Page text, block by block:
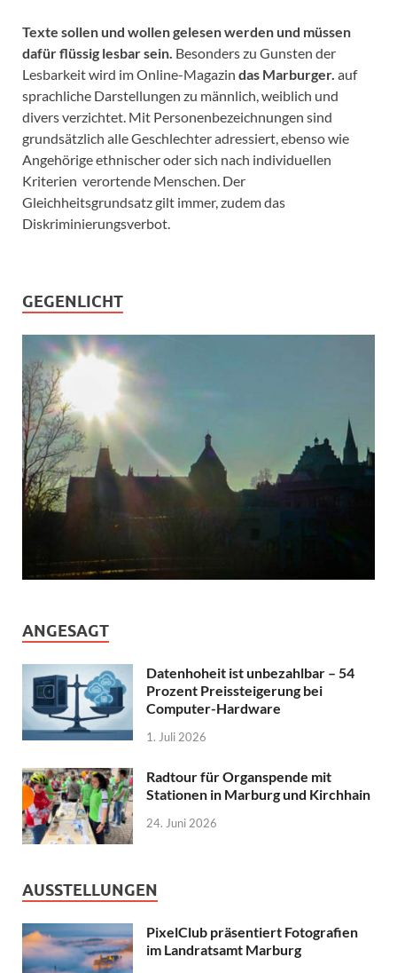
Texte sollen und wollen gelesen werden und müssen
dafür flüssig lesbar sein. Besonders zu Gunsten der
Lesbarkeit wird im Online-Magazin das Marburger. auf
sprachliche Darstellungen zu männlich, weiblich und
divers verzichtet. Mit Personenbezeichnungen sind
grundsätzlich alle Geschlechter adressiert, ebenso wie
Angehörige ethnischer oder sich nach individuellen
Kriterien verortende Menschen. Der
Gleichheitsgrundsatz gilt immer, zudem das
Diskriminierungsverbot.
GEGENLICHT
ANGESAGT
Datenhoheit ist unbezahlbar – 54
Prozent Preissteigerung bei
Computer-Hardware
1. Juli 2026
Radtour für Organspende mit
Stationen in Marburg und Kirchhain
24. Juni 2026
AUSSTELLUNGEN
PixelClub präsentiert Fotografien
im Landratsamt Marburg